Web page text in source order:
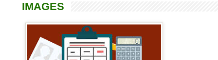
IMAGES